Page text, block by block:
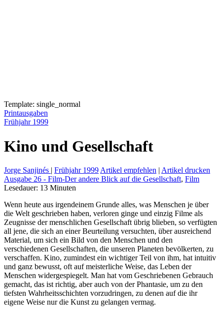
Template: single_normal
Printausgaben
Frühjahr 1999
Kino und Gesellschaft
Jorge Sanjinés | Frühjahr 1999 Artikel empfehlen | Artikel drucken
Ausgabe 26 - Film-Der andere Blick auf die Gesellschaft, Film
Lesedauer: 13 Minuten
Wenn heute aus irgendeinem Grunde alles, was Menschen je über
die Welt geschrieben haben, verloren ginge und einzig Filme als
Zeugnisse der menschlichen Gesellschaft übrig blieben, so verfügten
all jene, die sich an einer Beurteilung versuchten, über ausreichend
Material, um sich ein Bild von den Menschen und den
verschiedenen Gesellschaften, die unseren Planeten bevölkerten, zu
verschaffen. Kino, zumindest ein wichtiger Teil von ihm, hat intuitiv
und ganz bewusst, oft auf meisterliche Weise, das Leben der
Menschen widergespiegelt. Man hat vom Geschriebenen Gebrauch
gemacht, das ist richtig, aber auch von der Phantasie, um zu den
tiefsten Wahrheitsschichten vorzudringen, zu denen auf die ihr
eigene Weise nur die Kunst zu gelangen vermag.